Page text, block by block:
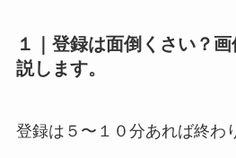
１｜登録は面倒くさい？
説します。
登録は５〜１０分あれば終わ